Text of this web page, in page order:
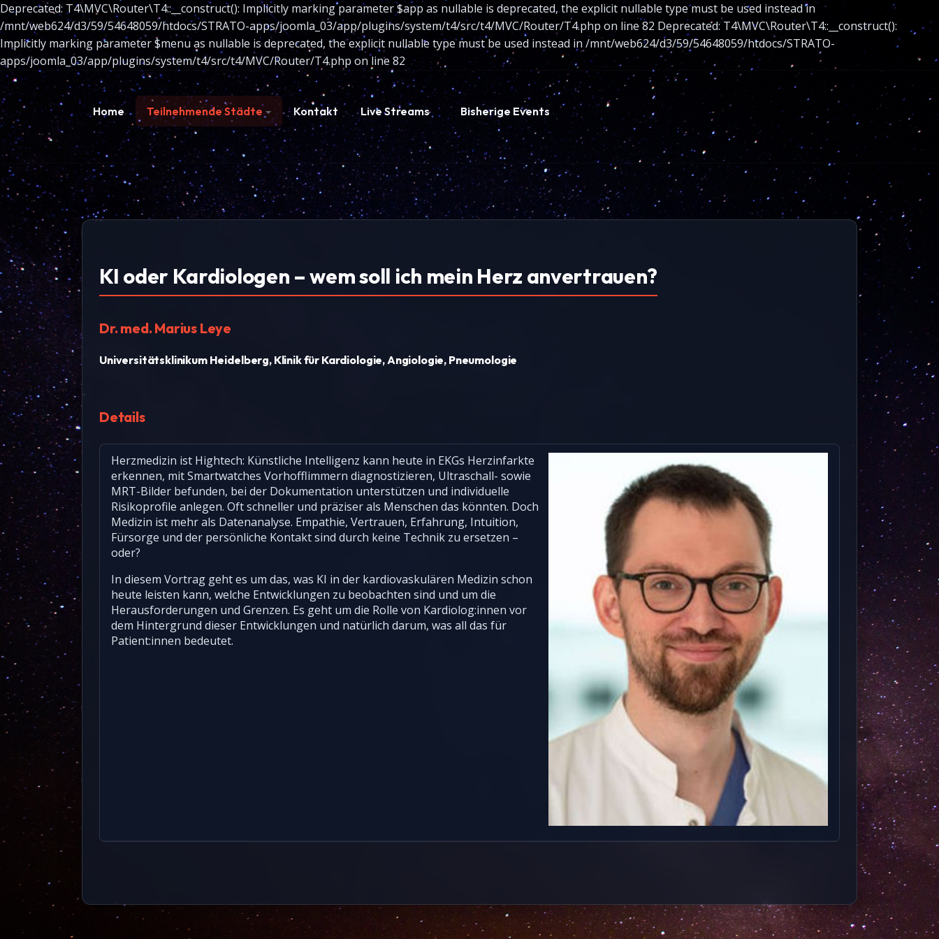
Deprecated: T4\MVC\Router\T4::__construct(): Implicitly marking parameter $app as nullable is deprecated, the explicit nullable type must be used instead in
/mnt/web624/d3/59/54648059/htdocs/STRATO-apps/joomla_03/app/plugins/system/t4/src/t4/MVC/Router/T4.php on line 82 Deprecated: T4\MVC\Router\T4::__construct():
Implicitly marking parameter $menu as nullable is deprecated, the explicit nullable type must be used instead in /mnt/web624/d3/59/54648059/htdocs/STRATO-
apps/joomla_03/app/plugins/system/t4/src/t4/MVC/Router/T4.php on line 82
Home Teilnehmende Städte Kontakt Live Streams Bisherige Events
KI oder Kardiologen – wem soll ich mein Herz anvertrauen?
Dr. med. Marius Leye
Universitätsklinikum Heidelberg, Klinik für Kardiologie, Angiologie, Pneumologie
Details
Herzmedizin ist Hightech: Künstliche Intelligenz kann heute in EKGs Herzinfarkte
erkennen, mit Smartwatches Vorhofflimmern diagnostizieren, Ultraschall- sowie
MRT-Bilder befunden, bei der Dokumentation unterstützen und individuelle
Risikoprofile anlegen. Oft schneller und präziser als Menschen das könnten. Doch
Medizin ist mehr als Datenanalyse. Empathie, Vertrauen, Erfahrung, Intuition,
Fürsorge und der persönliche Kontakt sind durch keine Technik zu ersetzen –
oder?
In diesem Vortrag geht es um das, was KI in der kardiovaskulären Medizin schon
heute leisten kann, welche Entwicklungen zu beobachten sind und um die
Herausforderungen und Grenzen. Es geht um die Rolle von Kardiolog:innen vor
dem Hintergrund dieser Entwicklungen und natürlich darum, was all das für
Patient:innen bedeutet.